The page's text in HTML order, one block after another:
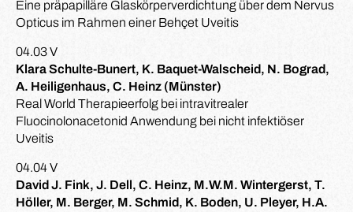
Eine präpapilläre Glaskörperverdichtung über dem Nervus
Opticus im Rahmen einer Behçet Uveitis
04.03 V
Klara Schulte-Bunert, K. Baquet-Walscheid, N. Bograd,
A. Heiligenhaus, C. Heinz (Münster)
Real World Therapieerfolg bei intravitrealer
Fluocinolonacetonid Anwendung bei nicht infektiöser
Uveitis
04.04 V
David J. Fink, J. Dell, C. Heinz, M.W.M. Wintergerst, T.
Höller, M. Berger, M. Schmid, K. Boden, U. Pleyer, H.A.